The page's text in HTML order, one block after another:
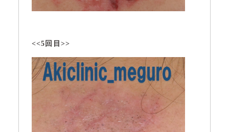
<<5回目>>